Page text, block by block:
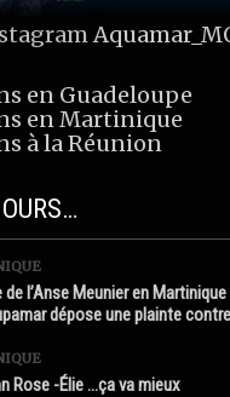
en Guadeloupe
en Martinique
à la Réunion
de l’Anse Meunier en Martinique
dépose une plainte
Rose -Élie …ça va mieux